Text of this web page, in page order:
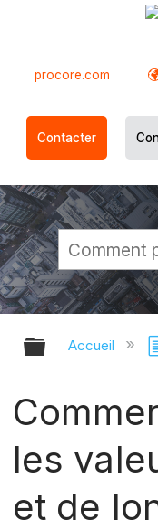
procore.com
Contacter
Accueil
les
et de